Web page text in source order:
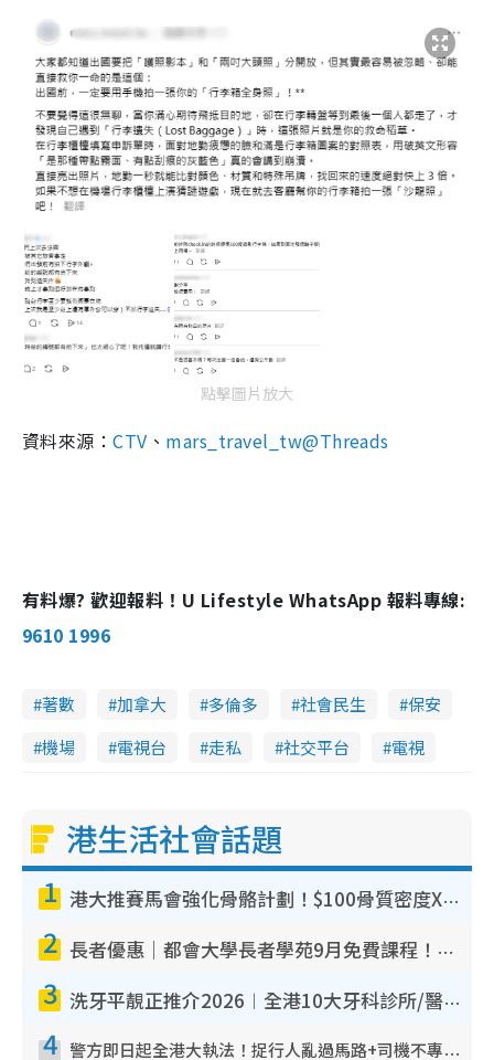
點擊圖片放大
資料來源：CTV 、 mars_travel_tw@Threads
有料爆? 歡迎報料！U Lifestyle WhatsApp 報料專線:
9610 1996
著數 加拿大 多倫多 社會民生
保安
機場
電視台 走私 社交平台 電視
港生活社會話題
1 港大推賽馬會強化骨骼計劃！$100骨質密度X光檢查 完成免費運動訓練送超市禮券！附參加資格
2 長者優惠｜都會大學長者學苑9月免費課程！多媒體/微電影創作/網絡安全 附報名方法教學
3 洗牙平靚正推介2026︱全港10大牙科診所/醫院懶人包 夜診至8點/鎮靜潔牙/醫療券適用
4 警方即日起全港大執法！捉行人亂過馬路+司機不專注駕駛！亂過馬路罰$2000